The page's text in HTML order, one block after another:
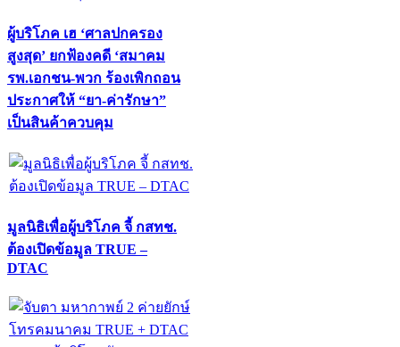
ผู้บริโภค เฮ ‘ศาลปกครอง
สูงสุด’ ยกฟ้องคดี ‘สมาคม
รพ.เอกชน-พวก ร้องเพิกถอน
ประกาศให้ “ยา-ค่ารักษา”
เป็นสินค้าควบคุม
มูลนิธิเพื่อผู้บริโภค จี้ กสทช.
ต้องเปิดข้อมูล TRUE –
DTAC